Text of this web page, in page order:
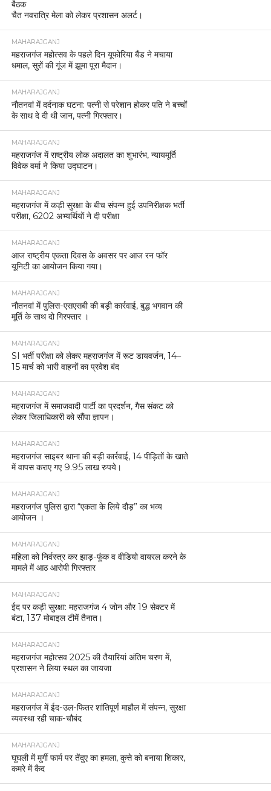
बैठक
चैत नवरात्रि मेला को लेकर प्रशासन अलर्ट।
MAHARAJGANJ
महराजगंज महोत्सव के पहले दिन यूफोरिया बैंड ने मचाया
धमाल, सुरों की गूंज में झूमा पूरा मैदान।
MAHARAJGANJ
नौतनवां में दर्दनाक घटना: पत्नी से परेशान होकर पति ने बच्चों
के साथ दे दी थी जान, पत्नी गिरफ्तार।
MAHARAJGANJ
महराजगंज में राष्ट्रीय लोक अदालत का शुभारंभ, न्यायमूर्ति
विवेक वर्मा ने किया उद्घाटन।
MAHARAJGANJ
महराजगंज में कड़ी सुरक्षा के बीच संपन्न हुई उपनिरीक्षक भर्ती
परीक्षा, 6202 अभ्यर्थियों ने दी परीक्षा
MAHARAJGANJ
आज राष्ट्रीय एकता दिवस के अवसर पर आज रन फॉर
यूनिटी का आयोजन किया गया।
MAHARAJGANJ
नौतनवां में पुलिस-एसएसबी की बड़ी कार्रवाई, बुद्ध भगवान की
मूर्ति के साथ दो गिरफ्तार ।
MAHARAJGANJ
SI भर्ती परीक्षा को लेकर महराजगंज में रूट डायवर्जन, 14–
15 मार्च को भारी वाहनों का प्रवेश बंद
MAHARAJGANJ
महराजगंज में समाजवादी पार्टी का प्रदर्शन, गैस संकट को
लेकर जिलाधिकारी को सौंपा ज्ञापन।
MAHARAJGANJ
महराजगंज साइबर थाना की बड़ी कार्रवाई, 14 पीड़ितों के खाते
में वापस कराए गए 9.95 लाख रुपये।
MAHARAJGANJ
महराजगंज पुलिस द्वारा “एकता के लिये दौड़” का भव्य
आयोजन ।
MAHARAJGANJ
महिला को निर्वस्त्र कर झाड़-फूंक व वीडियो वायरल करने के
मामले में आठ आरोपी गिरफ्तार
MAHARAJGANJ
ईद पर कड़ी सुरक्षा: महराजगंज 4 जोन और 19 सेक्टर में
बंटा, 137 मोबाइल टीमें तैनात।
MAHARAJGANJ
महराजगंज महोत्सव 2025 की तैयारियां अंतिम चरण में,
प्रशासन ने लिया स्थल का जायजा
MAHARAJGANJ
महराजगंज में ईद-उल-फितर शांतिपूर्ण माहौल में संपन्न, सुरक्षा
व्यवस्था रही चाक-चौबंद
MAHARAJGANJ
घुघली में मुर्गी फार्म पर तेंदुए का हमला, कुत्ते को बनाया शिकार,
कमरे में कैद